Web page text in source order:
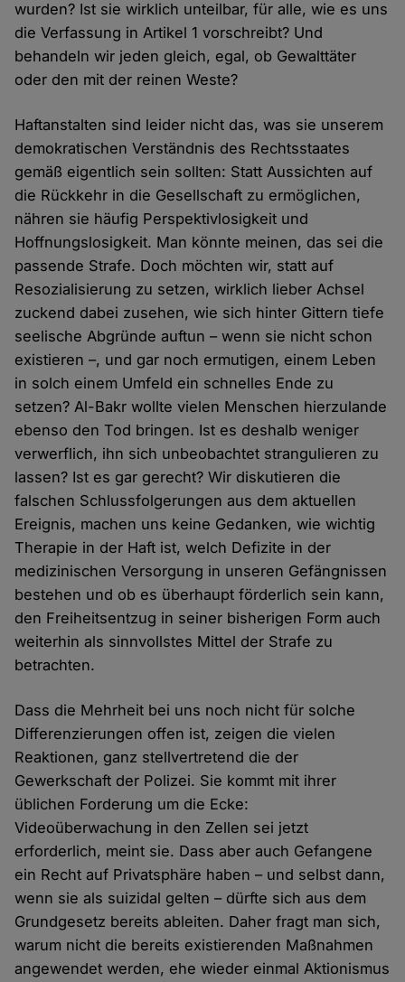
wurden? Ist sie wirklich unteilbar, für alle, wie es uns
die Verfassung in Artikel 1 vorschreibt? Und
behandeln wir jeden gleich, egal, ob Gewalttäter
oder den mit der reinen Weste?
Haftanstalten sind leider nicht das, was sie unserem
demokratischen Verständnis des Rechtsstaates
gemäß eigentlich sein sollten: Statt Aussichten auf
die Rückkehr in die Gesellschaft zu ermöglichen,
nähren sie häufig Perspektivlosigkeit und
Hoffnungslosigkeit. Man könnte meinen, das sei die
passende Strafe. Doch möchten wir, statt auf
Resozialisierung zu setzen, wirklich lieber Achsel
zuckend dabei zusehen, wie sich hinter Gittern tiefe
seelische Abgründe auftun – wenn sie nicht schon
existieren –, und gar noch ermutigen, einem Leben
in solch einem Umfeld ein schnelles Ende zu
setzen? Al-Bakr wollte vielen Menschen hierzulande
ebenso den Tod bringen. Ist es deshalb weniger
verwerflich, ihn sich unbeobachtet strangulieren zu
lassen? Ist es gar gerecht? Wir diskutieren die
falschen Schlussfolgerungen aus dem aktuellen
Ereignis, machen uns keine Gedanken, wie wichtig
Therapie in der Haft ist, welch Defizite in der
medizinischen Versorgung in unseren Gefängnissen
bestehen und ob es überhaupt förderlich sein kann,
den Freiheitsentzug in seiner bisherigen Form auch
weiterhin als sinnvollstes Mittel der Strafe zu
betrachten.
Dass die Mehrheit bei uns noch nicht für solche
Differenzierungen offen ist, zeigen die vielen
Reaktionen, ganz stellvertretend die der
Gewerkschaft der Polizei. Sie kommt mit ihrer
üblichen Forderung um die Ecke:
Videoüberwachung in den Zellen sei jetzt
erforderlich, meint sie. Dass aber auch Gefangene
ein Recht auf Privatsphäre haben – und selbst dann,
wenn sie als suizidal gelten – dürfte sich aus dem
Grundgesetz bereits ableiten. Daher fragt man sich,
warum nicht die bereits existierenden Maßnahmen
angewendet werden, ehe wieder einmal Aktionismus